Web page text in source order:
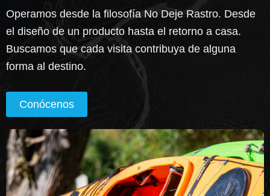
Operamos desde la filosofía No Deje Rastro. Desde
el diseño de un producto hasta el retorno a casa.
Buscamos que cada visita contribuya de alguna
forma al destino.
Conócenos